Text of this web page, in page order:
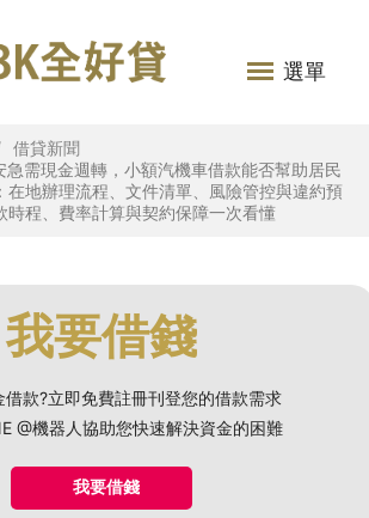
選單
借貸新聞
需現金週轉，小額汽機車借款能否幫助居民
在地辦理流程、文件清單、風險管控與違約預
時程、費率計算與契約保障一次看懂
我要借錢
借款?立即免費註冊刊登您的借款需求
@機器人協助您快速解決資金的困難
我要借錢